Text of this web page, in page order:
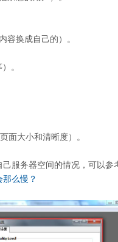
容换成自己的）。
。
面大小和清晰度）。
服务器空间的情况，可以参
么慢？